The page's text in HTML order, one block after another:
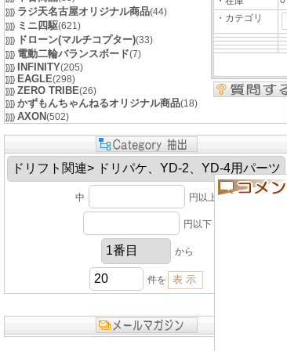
ラジ天名古屋オリジナル商品(44)
ミニ四駆(621)
ドローン(マルチコプター)(33)
電動二輪バランスボード(7)
INFINITY(205)
EAGLE(298)
ZERO TRIBE(26)
かずもんちゃんねるオリジナル商品(18)
AXON(502)
中 円以上
円以下
から
件を
・カテゴリ